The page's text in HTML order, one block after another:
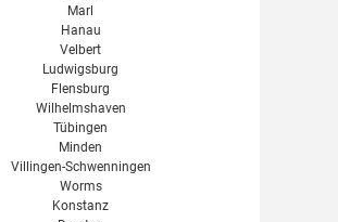
Marl
Hanau
Velbert
Ludwigsburg
Flensburg
Wilhelmshaven
Tübingen
Minden
Villingen-Schwenningen
Worms
Konstanz